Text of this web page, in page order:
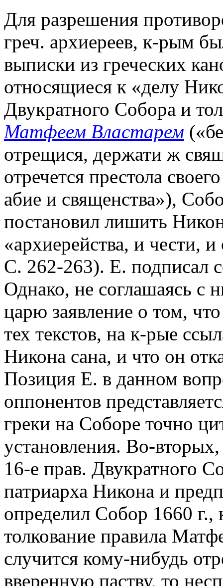
Для разрешения
греч. архиереев, к-рым
выписки из греческих
относящиеся к «делу
Двукратного Собора и
Матфеем Властарем
отрещися, держати ж
отречется престола
абие и священства»),
постановил лишить
«архиерейства, и чести,
С. 262-263). Е. подписал
Однако, не соглашаясь с
царю заявление о том,
тех текстов, на к-рые
Никона сана, и что он
Позиция Е. в данном
оппонентов
греки на Соборе точно
установления. Во-
16-е прав. Двукратного
патриарха Никона и
определил Собор 1660 г.,
толкование правила
случится кому-нибудь
вверенную паству, то